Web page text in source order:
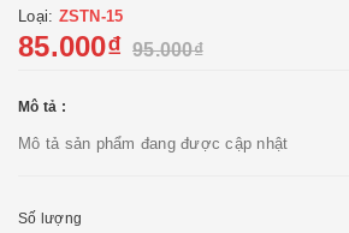
Loại: ZSTN-15
85.000₫ 95.000₫
Mô tả :
Mô tả sản phẩm đang được cập nhật
Số lượng